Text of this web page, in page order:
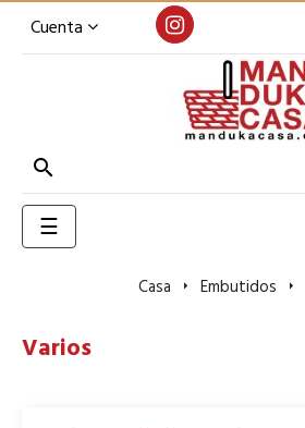
Cuenta

Toggle
navigation
☰
Casa Embutidos
Varios